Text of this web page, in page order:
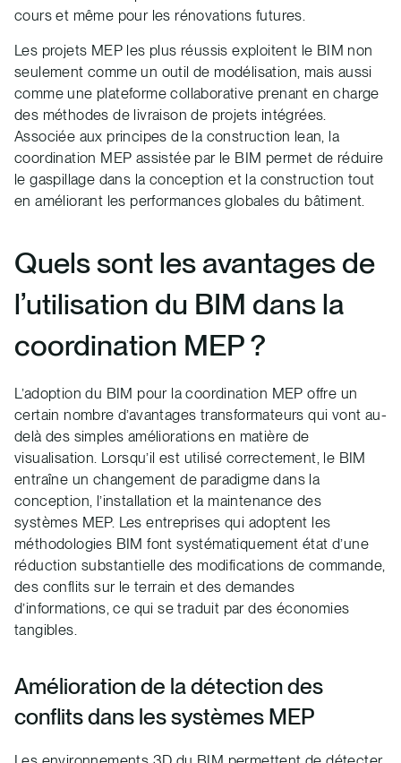
cours et même pour les rénovations futures.
Les projets MEP les plus réussis exploitent le BIM non
seulement comme un outil de modélisation, mais aussi
comme une plateforme collaborative prenant en charge
des méthodes de livraison de projets intégrées.
Associée aux principes de la construction lean, la
coordination MEP assistée par le BIM permet de réduire
le gaspillage dans la conception et la construction tout
en améliorant les performances globales du bâtiment.
Quels sont les avantages de
l’utilisation du BIM dans la
coordination MEP ?
L’adoption du BIM pour la coordination MEP offre un
certain nombre d’avantages transformateurs qui vont au-
delà des simples améliorations en matière de
visualisation. Lorsqu’il est utilisé correctement, le BIM
entraîne un changement de paradigme dans la
conception, l’installation et la maintenance des
systèmes MEP. Les entreprises qui adoptent les
méthodologies BIM font systématiquement état d’une
réduction substantielle des modifications de commande,
des conflits sur le terrain et des demandes
d’informations, ce qui se traduit par des économies
tangibles.
Amélioration de la détection des
conflits dans les systèmes MEP